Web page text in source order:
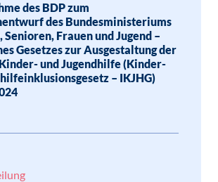
des BDP zum
des Bundesministeriums
Frauen und Jugend –
Gesetzes zur Ausgestaltung der
und Jugendhilfe (Kinder-
– IKJHG)